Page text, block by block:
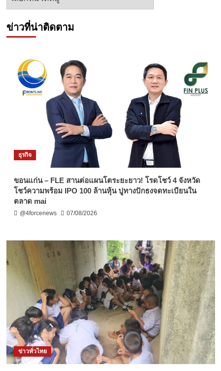
ข่าวที่น่าติดตาม
ธุรกิจ
ขอนแก่น – FLE สานต่อแผนโตระยะยาว! โรดโชว์ 4 จังหวัด
โชว์ความพร้อม IPO 100 ล้านหุ้น ปูทางปักธงจดทะเบียนใน
ตลาด mai
@4forcenews 07/08/2026
ข่าวทั่วไทย